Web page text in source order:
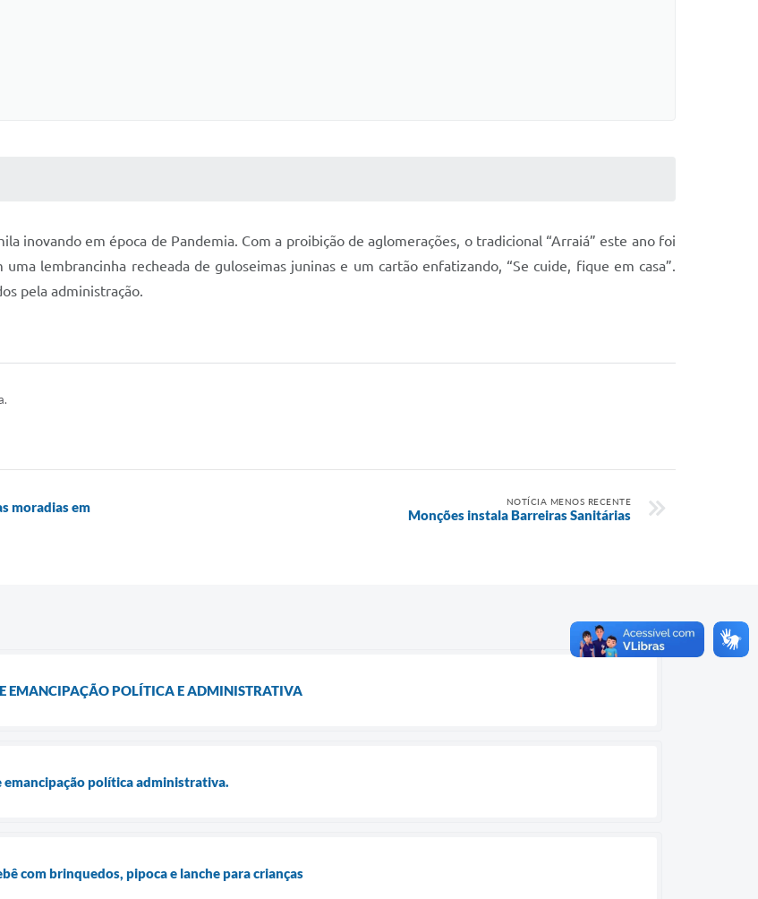
inovando em época de Pandemia. Com a proibição de aglomerações, o tradicional “Arraiá” este ano foi
lembrancinha recheada de guloseimas juninas e um cartão enfatizando, “Se cuide, fique em casa”.
pela administração.
moradias em
NOTÍCIA MENOS RECENTE
Monções instala Barreiras Sanitárias
EMANCIPAÇÃO POLÍTICA E ADMINISTRATIVA
emancipação política administrativa.
com brinquedos, pipoca e lanche para crianças